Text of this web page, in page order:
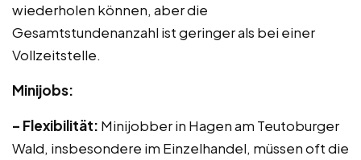
wiederholen können, aber die
Gesamtstundenanzahl ist geringer als bei einer
Vollzeitstelle.
Minijobs:
– Flexibilität: Minijobber in Hagen am Teutoburger
Wald, insbesondere im Einzelhandel, müssen oft die